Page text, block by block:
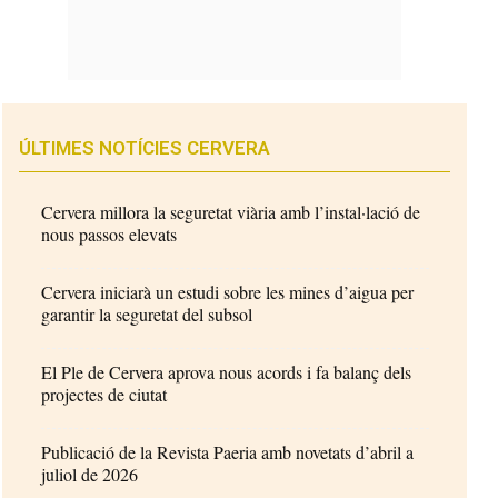
ÚLTIMES NOTÍCIES CERVERA
Cervera millora la seguretat viària amb l’instal·lació de
nous passos elevats
Cervera iniciarà un estudi sobre les mines d’aigua per
garantir la seguretat del subsol
El Ple de Cervera aprova nous acords i fa balanç dels
projectes de ciutat
Publicació de la Revista Paeria amb novetats d’abril a
juliol de 2026